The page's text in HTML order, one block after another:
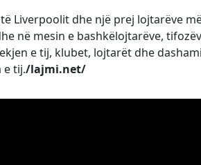
Liverpoolit dhe një prej lojtarëve
në mesin e bashkëlojtarëve,
e tij, klubet, lojtarët dhe
e tij./lajmi.net/